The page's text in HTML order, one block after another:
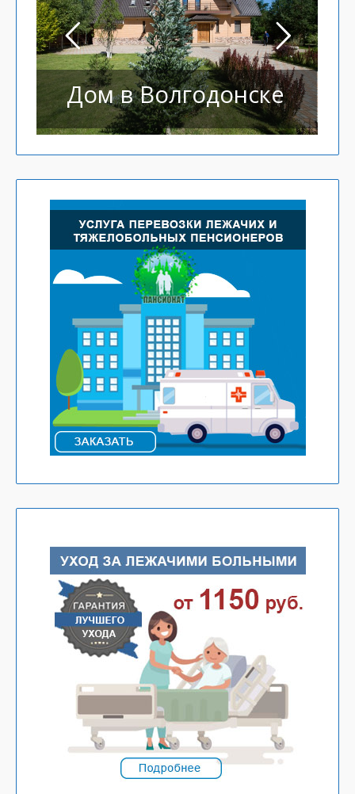
Дом в Волгодонске